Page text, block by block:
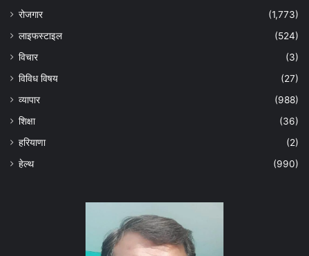
रोजगार
(1,773)
लाइफस्टाइल
(524)
विचार
(3)
विविध विषय
(27)
व्यापार
(988)
शिक्षा
(36)
हरियाणा
(2)
हेल्‍थ
(990)